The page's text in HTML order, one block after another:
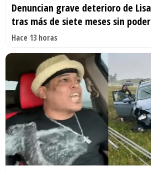
Denuncian grave deterioro de
tras más de siete meses sin
Hace 13 horas